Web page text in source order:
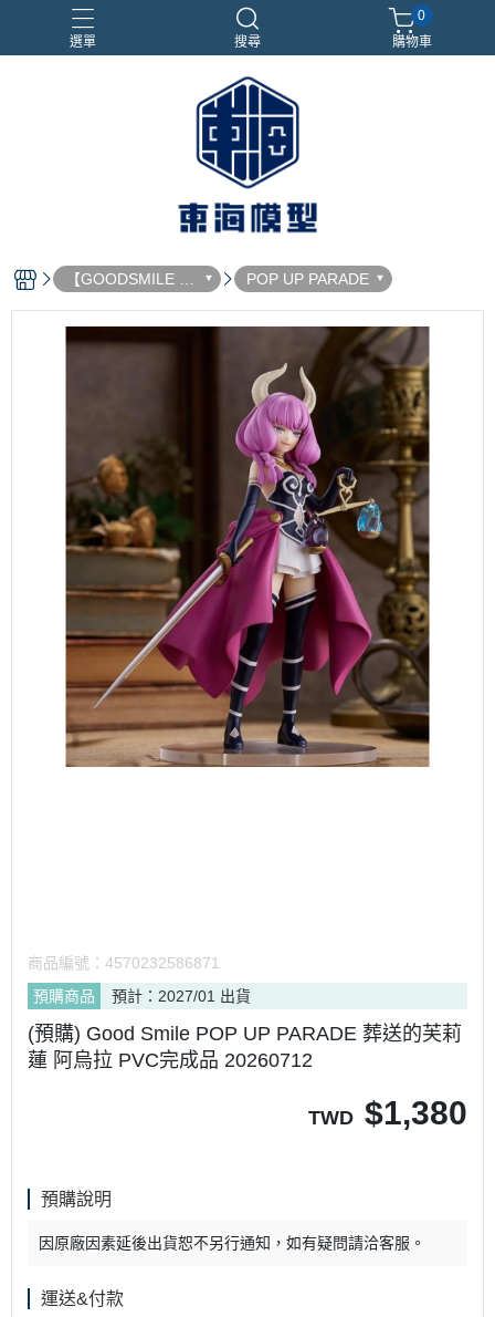
選單 搜尋
合金車
閃電霹靂車
電子雞/塔麻可吉/塔麻歌子
0
購物車
【GOODSMILE 好
微笑】
POP UP PARADE
商品編號： 4570232586871
預購商品
預計：2027/01 出貨
(預購) Good Smile POP UP PARADE 葬送的芙莉
蓮 阿烏拉 PVC完成品 20260712
TWD $1,380
預購說明
因原廠因素延後出貨恕不另行通知，如有疑問請洽客服。
運送&付款